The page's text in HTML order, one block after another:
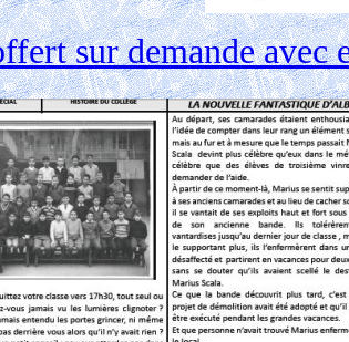
sur demande avec